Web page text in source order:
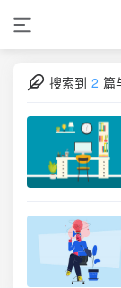
搜索到 2 篇